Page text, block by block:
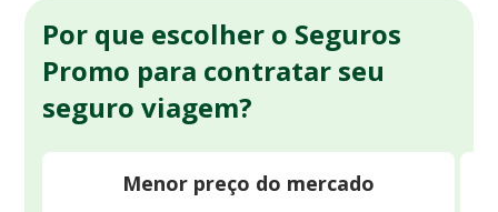
Por que escolher o Seguros
Promo para contratar seu
seguro viagem?
Menor preço do mercado